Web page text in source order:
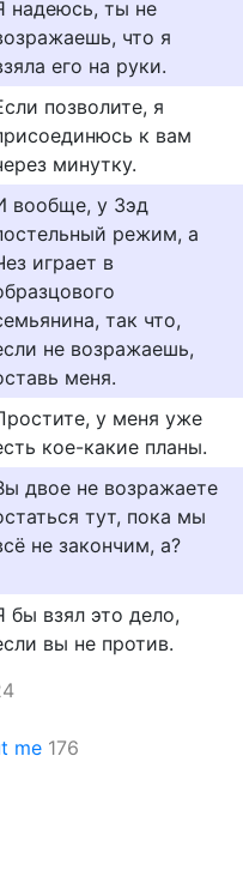
надеюсь, ты не
что я
его на руки.
позволите, я
к вам
минутку.
вообще, у Зэд
режим, а
играет в
так что,
не возражаешь,
меня.
у меня уже
кое-какие планы.
двое не возражаете
тут, пока мы
не закончим, а?
бы взял это дело,
вы не против.
me 176